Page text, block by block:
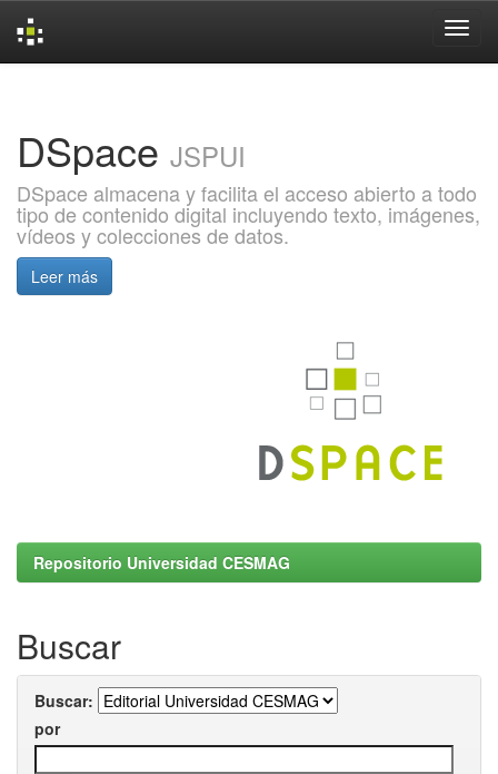
DSpace JSPUI
DSpace almacena y facilita el acceso abierto a todo
tipo de contenido digital incluyendo texto, imágenes,
vídeos y colecciones de datos.
Leer más
Repositorio Universidad CESMAG
Buscar
Buscar:
por